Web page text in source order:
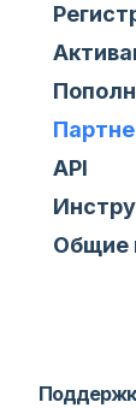
API
Общие